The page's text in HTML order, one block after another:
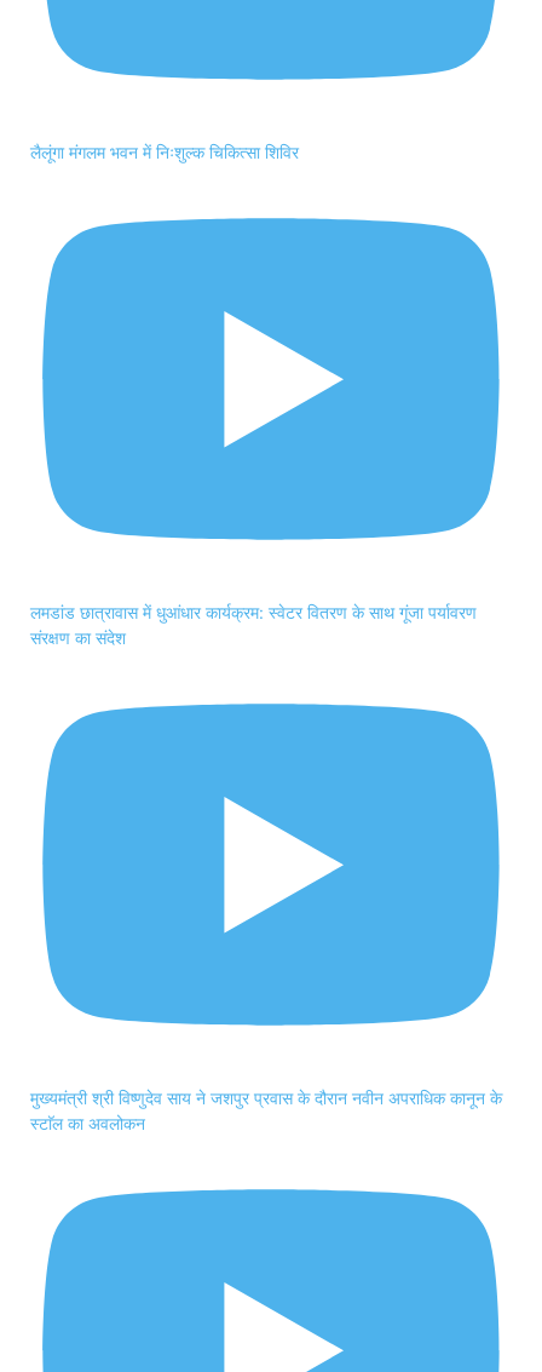
लैलूंगा मंगलम भवन में निःशुल्क चिकित्सा शिविर
लमडांड छात्रावास में धुआंधार कार्यक्रम: स्वेटर वितरण के साथ गूंजा पर्यावरण
संरक्षण का संदेश
मुख्यमंत्री श्री विष्णुदेव साय ने जशपुर प्रवास के दौरान नवीन अपराधिक कानून के
स्टाॅल का अवलोकन